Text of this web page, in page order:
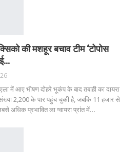
की मशहूर बचाव टीम ‘टोपोस
में आए भीषण दोहरे भूकंप के बाद तबाही का दायरा
2,200 के पार पहुंच चुकी है, जबकि 11 हजार से
अधिक प्रभावित ला ग्वायरा प्रांत में…